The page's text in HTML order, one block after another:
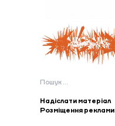
Пошук:
Надіслати матеріал
Розміщення реклами